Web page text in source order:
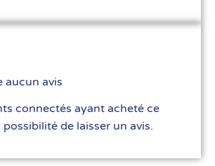
aucun avis
connectés ayant acheté ce
de laisser un avis.